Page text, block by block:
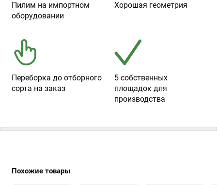
Пилим на импортном
оборудовании
Хорошая геометрия
Переборка до отборного
сорта на заказ
5 собственных
площадок для
производства
Похожие товары